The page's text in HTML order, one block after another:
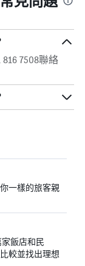
7508聯絡
一樣的旅客親
飯店和民
較並找出理想